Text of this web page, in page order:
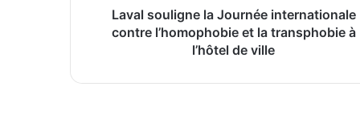
2026-05-05
transphobie
Laval souligne la Journée internationale
contre l’homophobie et la transphobie à
l’hôtel de ville